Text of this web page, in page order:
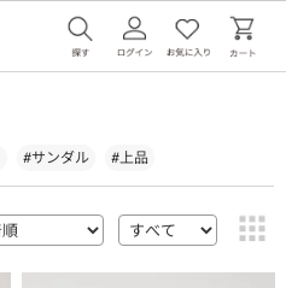
#サンダル #上品